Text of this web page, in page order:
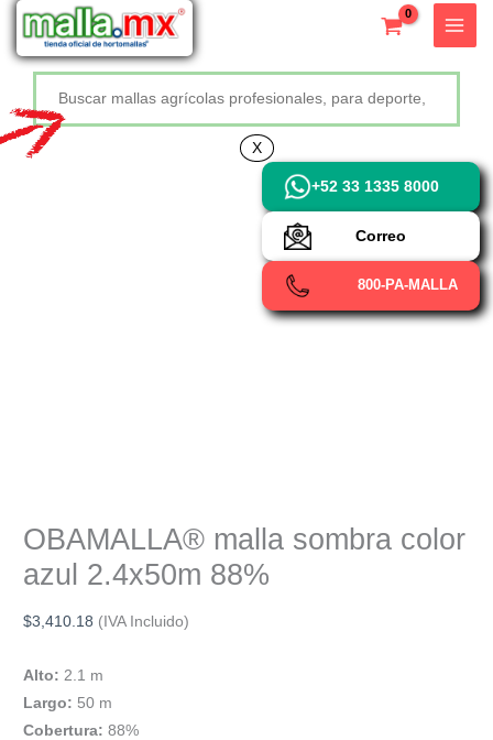
contenido
OBAMALLA® malla sombra color
azul 2.4x50m 88%
$3,410.18 (IVA Incluido)
Alto: 2.1 m
Largo: 50 m
Cobertura: 88%
X
+52 800 726 2552
+52 33 1335 8000
Correo
800-PA-MALLA
X